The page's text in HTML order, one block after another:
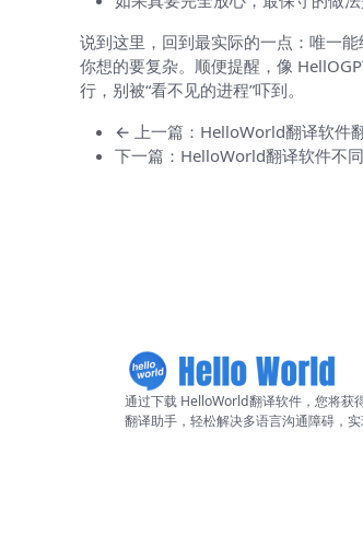
说到这里，回到最实际的一点：唯一
你想的要复杂。顺便提醒，像
行，别被“看不见的进程”吓到。
← 上一篇：HelloWorld翻译软件
下一篇：HelloWorld翻译软件不
通过下载 HelloWorld翻译软件，您将获
翻译助手，轻松解决多语言沟通障碍，实